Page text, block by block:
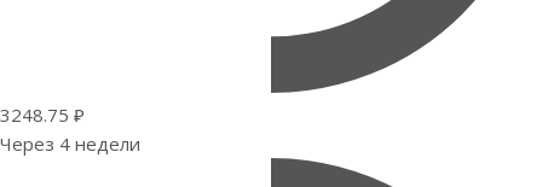
3248.75 ₽
Через 4 недели